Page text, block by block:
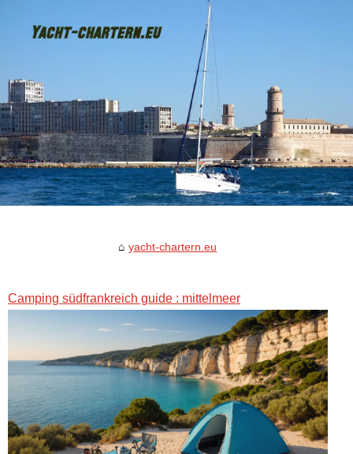
yacht-chartern.eu
Camping südfrankreich guide : mittelmeer